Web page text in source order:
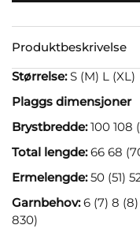
Produktbeskrivelse
Størrelse:S (M) L (XL)
Plaggs dimensjoner
Brystbredde:100 108
Total lengde:66 68
Ermelengde:50 (51)
Garnbehov:6 (7) 8 (8)
830)